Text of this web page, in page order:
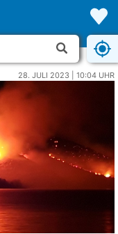
28. JULI 2023 | 10:04 UHR